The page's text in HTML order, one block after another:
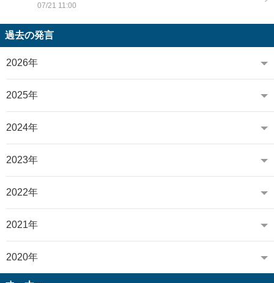
07/21 11:00
過去の発言
2026年
2025年
2024年
2023年
2022年
2021年
2020年